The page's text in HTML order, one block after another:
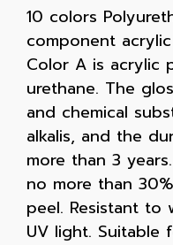
10 colors
component
Color A is acrylic
urethane. The
and chemical
alkalis, and the
more than 3
no more than
peel. Resistant to
UV light. Suitable